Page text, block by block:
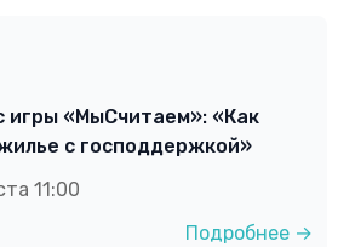
игры «МыСчитаем»: «Как
с господдержкой»
11:00
Подробнее →